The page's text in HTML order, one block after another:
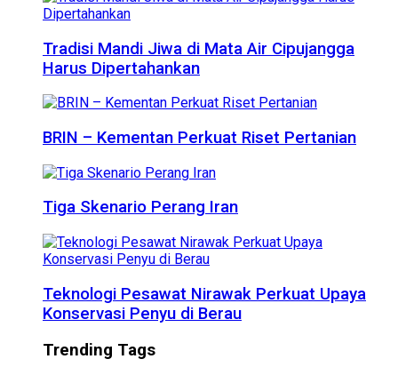
Tradisi Mandi Jiwa di Mata Air Cipujangga
Harus Dipertahankan
BRIN – Kementan Perkuat Riset Pertanian
Tiga Skenario Perang Iran
Teknologi Pesawat Nirawak Perkuat Upaya
Konservasi Penyu di Berau
Trending Tags